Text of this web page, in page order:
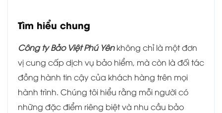
Tìm hiểu chung
Công ty Bảo Việt Phú Yênkhông chỉ là một đơn
vị cung cấp dịch vụ bảo hiểm, mà còn là đối tác
đồng hành tin cậy của khách hàng trên mọi
hành trình. Chúng tôi hiểu rằng mỗi người có
những đặc điểm riêng biệt và nhu cầu bảo